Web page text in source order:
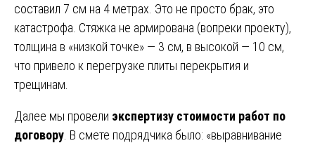
составил 7 см на 4 метрах. Это не просто брак, это
катастрофа. Стяжка не армирована (вопреки проекту),
толщина в «низкой точке» — 3 см, в высокой — 10 см,
что привело к перегрузке плиты перекрытия и
трещинам.
Далее мы провели экспертизу стоимости работ по
договору . В смете подрядчика было: «выравнивание